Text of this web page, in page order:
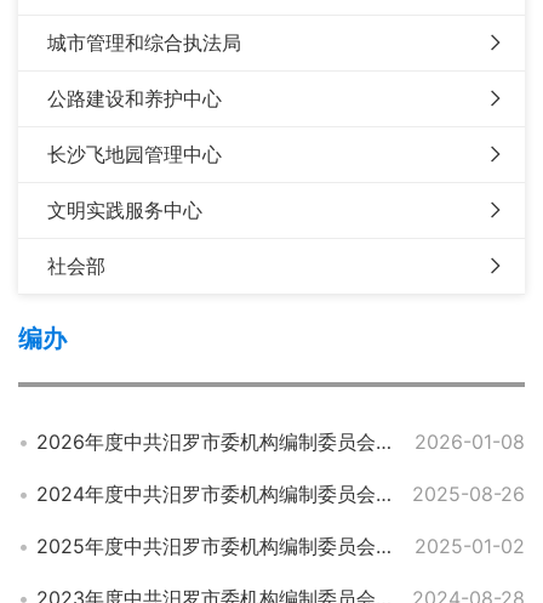
城市管理和综合执法局
公路建设和养护中心
长沙飞地园管理中心
文明实践服务中心
社会部
编办
2026年度中共汨罗市委机构编制委员会办公室部门预算公开 2026-01-08
2024年度中共汨罗市委机构编制委员会办公室部门决算 2025-08-26
2025年度中共汨罗市委机构编制委员会办公室部门预算 2025-01-02
2023年度中共汨罗市委机构编制委员会办公室部门决算 2024-08-28